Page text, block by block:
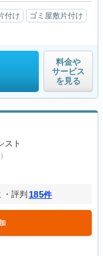
付け
ゴミ屋敷片付け
料金や
サービス
を見る
スト
・評判 185件